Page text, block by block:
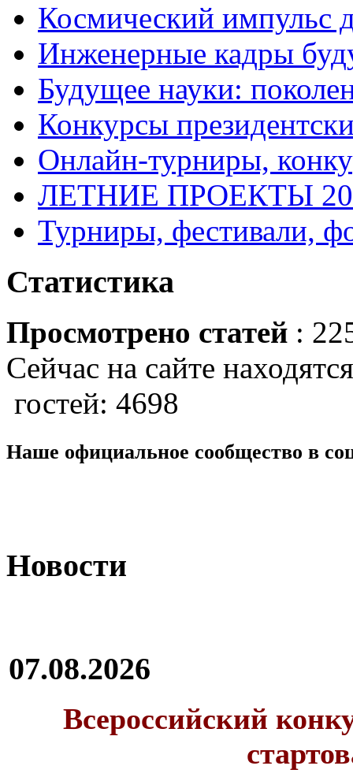
Космический импульс
Инженерные кадры
Будущее науки:
Конкурсы
Онлайн-турниры,
ЛЕТНИЕ ПРОЕКТЫ
Турниры, фестивали,
Статистика
Просмотрено статей :
Сейчас на сайте
гостей: 4698
Наше официальное сообщество в
Новости
07.08.2026
Всероссийский